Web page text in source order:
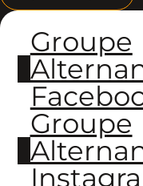
Groupe
Groupe